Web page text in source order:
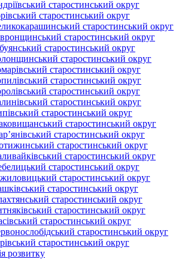
старостинський округ
старостинський округ
старостинський округ
старостинський округ
старостинський округ
старостинський округ
старостинський округ
старостинський округ
старостинський округ
старостинський округ
старостинський округ
старостинський округ
старостинський округ
старостинський округ
старостинський округ
старостинський округ
старостинський округ
старостинський округ
старостинський округ
старостинський округ
старостинський округ
старостинський округ
старостинський округ
розвитку